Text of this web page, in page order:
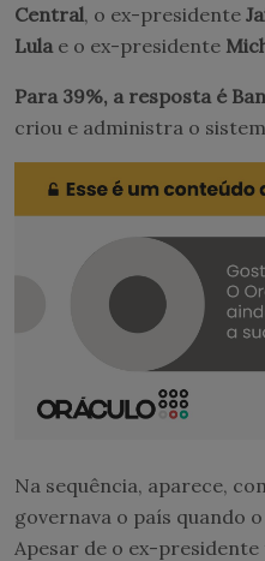
Central, o ex-presidente
Lula e o ex-presidente
Para 39%, a resposta é
criou e administra o
Na sequência, aparece,
governava o país quando
Apesar de o ex-